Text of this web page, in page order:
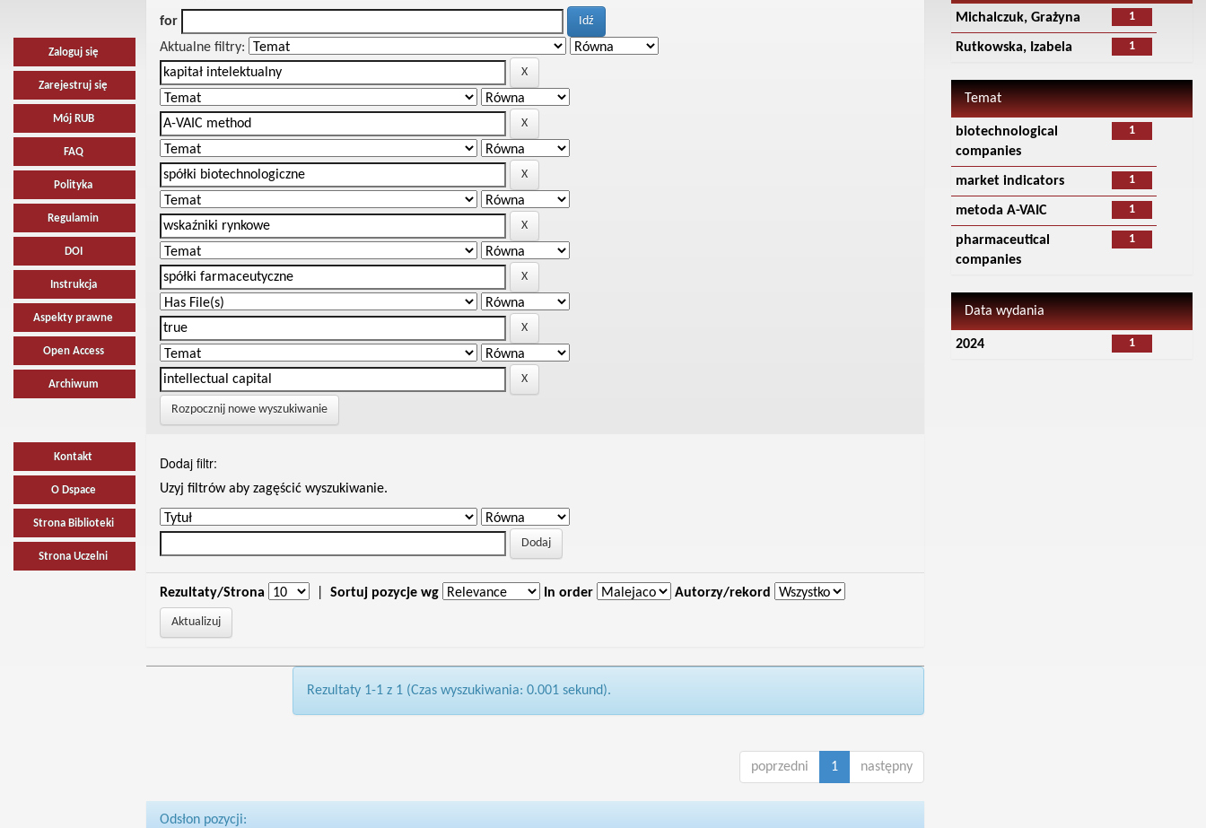
Zaloguj się
Zarejestruj się
Mój RUB
FAQ
Polityka
Regulamin
DOI
Instrukcja
Aspekty prawne
Open Access
Archiwum
Kontakt
O Dspace
Strona Biblioteki
Strona Uczelni
for
Aktualne filtry:
Rozpocznij nowe wyszukiwanie
Dodaj filtr:
Uzyj filtrów aby zagęścić wyszukiwanie.
Rezultaty/Strona Sortuj pozycje wg In order Autorzy/rekord
Rezultaty 1-1 z 1 (Czas wyszukiwania: 0.001 sekund).
poprzedni 1 następny
Odsłon pozycji:
1
Michalczuk, Grażyna
1
Rutkowska, Izabela
Temat
1
biotechnological
companies
1
market indicators
1
metoda A-VAIC
1
pharmaceutical
companies
Data wydania
1
2024